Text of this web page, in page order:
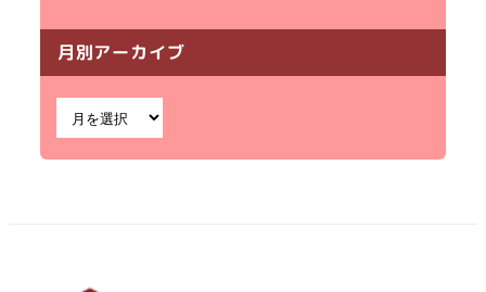
月別アーカイブ